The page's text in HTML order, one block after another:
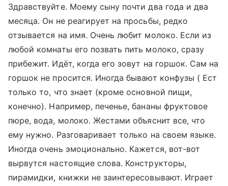
Здравствуйте. Моему сыну почти два года и два
месяца. Он не реагирует на просьбы, редко
отзывается на имя. Очень любит молоко. Если из
любой комнаты его позвать пить молоко, сразу
прибежит. Идёт, когда его зовут на горшок. Сам на
горшок не просится. Иногда бывают конфузы ( Ест
только то, что знает (кроме основной пищи,
конечно). Например, печенье, бананы фруктовое
пюре, вода, молоко. Жестами объяснит все, что
ему нужно. Разговаривает только на своем языке.
Иногда очень эмоционально. Кажется, вот-вот
вырвутся настоящие слова. Конструкторы,
пирамидки, книжки не заинтересовывают. Играет